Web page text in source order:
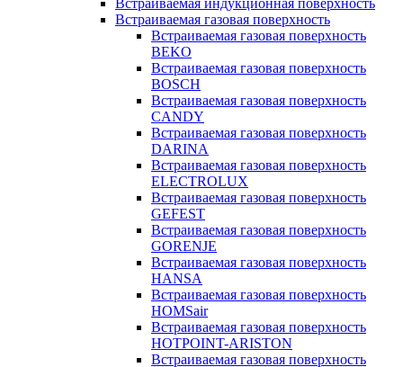
Встраиваемая индукционная поверхность
Встраиваемая газовая поверхность
Встраиваемая газовая поверхность
BEKO
Встраиваемая газовая поверхность
BOSCH
Встраиваемая газовая поверхность
CANDY
Встраиваемая газовая поверхность
DARINA
Встраиваемая газовая поверхность
ELECTROLUX
Встраиваемая газовая поверхность
GEFEST
Встраиваемая газовая поверхность
GORENJE
Встраиваемая газовая поверхность
HANSA
Встраиваемая газовая поверхность
HOMSair
Встраиваемая газовая поверхность
HOTPOINT-ARISTON
Встраиваемая газовая поверхность